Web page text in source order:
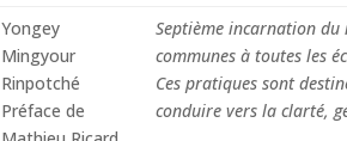
Yongey
Mingyour
Rinpotché
Préface de
Septième incarnation du
communes à toutes les
Ces pratiques sont
conduire vers la clarté,